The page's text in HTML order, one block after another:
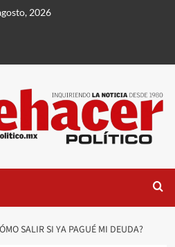
2026
SALIR SI YA PAGUÉ MI DEUDA?